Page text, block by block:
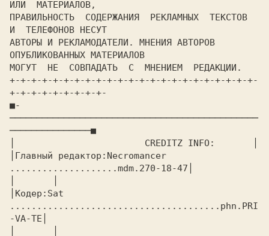
ПРАВИЛЬНОСТЬ  СОДЕРЖАНИЯ  РЕКЛАМНЫХ  ТЕКСТОВ
АВТОРЫ И РЕКЛАМОДАТЕЛИ. МНЕНИЯ АВТОРОВ
+-+-+-+-+-+-+-+-+-+-+-+-+-+-+-+-+-+-+-+-+-+-+-
■-
──────────────────────────────────────────────
───────────────■
CREDITZ INFO:
│Главный редактор:Necromancer
....................mdm.270-18-47│
│Кодер:Sat
.......................................phn.PRI
-VA-TE│